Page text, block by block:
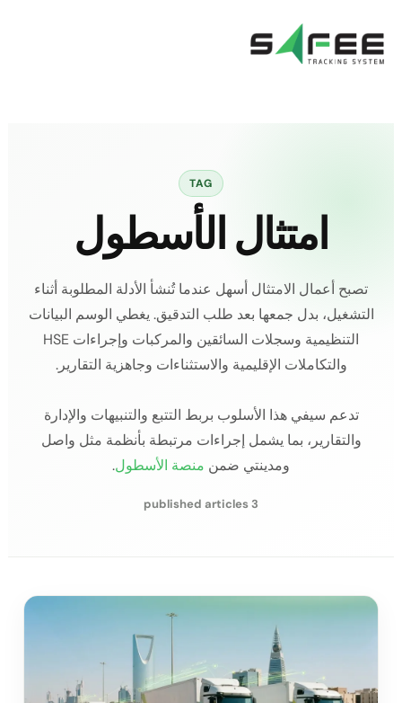
إلى
المحتوى
TAG
امتثال الأسطول
تصبح أعمال الامتثال أسهل عندما تُنشأ الأدلة المطلوبة أثناء
التشغيل، بدل جمعها بعد طلب التدقيق. يغطي الوسم البيانات
التنظيمية وسجلات السائقين والمركبات وإجراءات HSE
والتكاملات الإقليمية والاستثناءات وجاهزية التقارير.
تدعم سيفي هذا الأسلوب بربط التتبع والتنبيهات والإدارة
والتقارير، بما يشمل إجراءات مرتبطة بأنظمة مثل واصل
ومدينتي ضمن منصة الأسطول.
3 published articles